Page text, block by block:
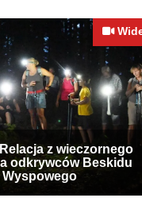
z wieczornego
odkrywców Beskidu
Wyspowego